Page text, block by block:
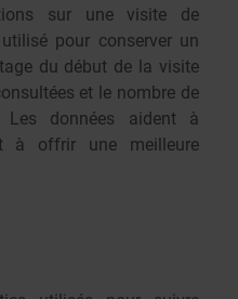
sur une visite de
pour conserver un
du début de la visite
et le nombre de
données aident à
à offrir une meilleure